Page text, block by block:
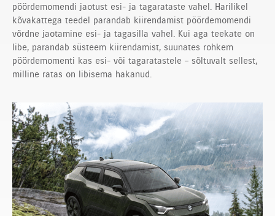
pöördemomendi jaotust esi- ja tagarataste vahel. Harilikel
kõvakattega teedel parandab kiirendamist pöördemomendi
võrdne jaotamine esi- ja tagasilla vahel. Kui aga teekate on
libe, parandab süsteem kiirendamist, suunates rohkem
pöördemomenti kas esi- või tagaratastele – sõltuvalt sellest,
milline ratas on libisema hakanud.